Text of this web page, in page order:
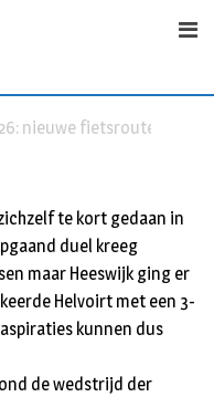
nieuwe fietsroutes
te kort gedaan in
duel kreeg
maar Heeswijk ging er
Helvoirt met een 3-
kunnen dus
de wedstrijd der